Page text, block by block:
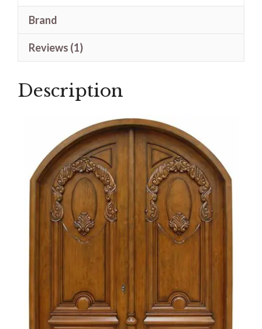
quantity
Brand
Reviews (1)
Description